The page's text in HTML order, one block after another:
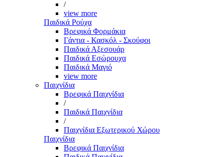
/
view more
Παιδικά Ρούχα
Βρεφικά Φορμάκια
Γάντια - Κασκόλ - Σκούφοι
Παιδικά Αξεσουάρ
Παιδικά Εσώρουχα
Παιδικά Μαγιό
view more
Παιχνίδια
Βρεφικά Παιχνίδια
/
Παιδικά Παιχνίδια
/
Παιχνίδια Εξωτερικού Χώρου
Παιχνίδια
Βρεφικά Παιχνίδια